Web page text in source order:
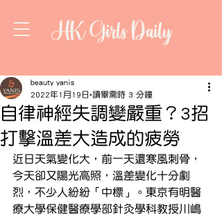
HK Girls Daily
自律神經失調變嚴重？3招
打擊溫差大造成的疲勞
beauty yanis
2022年1月19日 讀畢需時 3 分鐘
近日天氣變化大，前一天還寒風刺骨，
今天卻又陽光高照，溫差變化十分劇
烈，不少人紛紛「中標」。東京有明醫
療大學保健醫療學部針灸學科教授川嶋